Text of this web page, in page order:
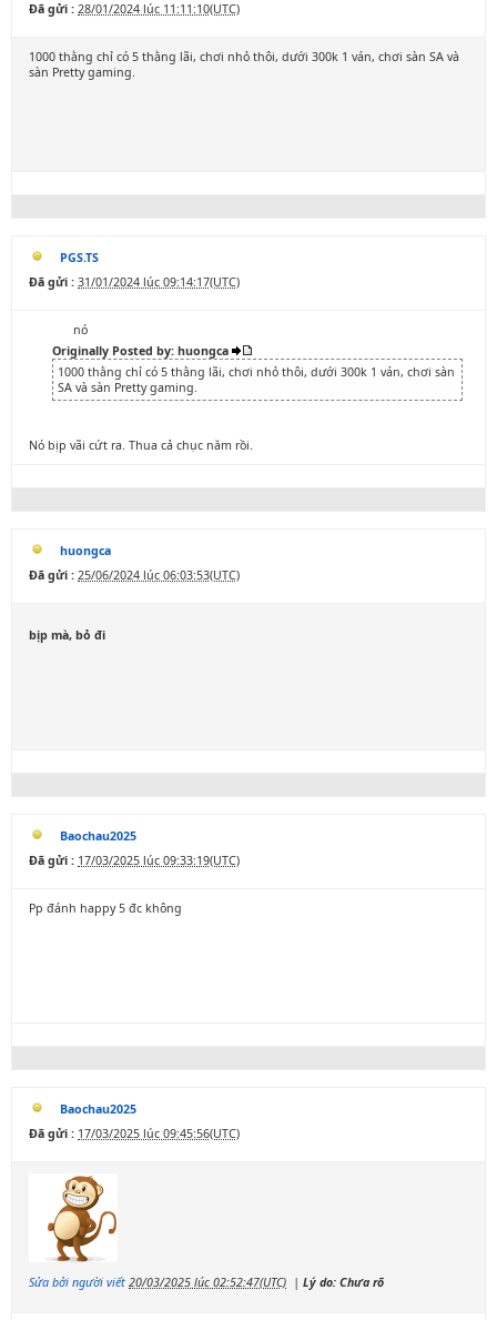
Đã gửi : 28/01/2024 lúc 11:11:10(UTC)
1000 thằng chỉ có 5 thằng lãi, chơi nhỏ thôi, dưới 300k 1 ván, chơi sàn SA và
sàn Pretty gaming.
PGS.TS
Đã gửi : 31/01/2024 lúc 09:14:17(UTC)
nó
Originally Posted by: huongca
1000 thằng chỉ có 5 thằng lãi, chơi nhỏ thôi, dưới 300k 1 ván, chơi sàn
SA và sàn Pretty gaming.
Nó bịp vãi cứt ra. Thua cả chục năm rồi.
huongca
Đã gửi : 25/06/2024 lúc 06:03:53(UTC)
bịp mà, bỏ đi
Baochau2025
Đã gửi : 17/03/2025 lúc 09:33:19(UTC)
Pp đánh happy 5 đc không
Baochau2025
Đã gửi : 17/03/2025 lúc 09:45:56(UTC)
Sửa bởi người viết 20/03/2025 lúc 02:52:47(UTC) | Lý do: Chưa rõ